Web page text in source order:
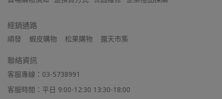
經銷通路
順發    蝦皮購物    松果購物    露天市集
聯絡資訊
客服專線：03-5738991
客服時間：平日 9:00-12:30 13:30-18:00